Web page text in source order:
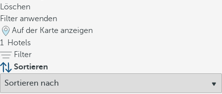
Löschen
Filter anwenden
Auf der Karte anzeigen
1 Hotels
Filter
Sortieren